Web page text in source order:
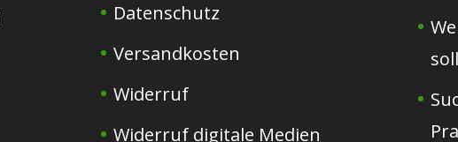
Datenschutz
Versandkosten
Widerruf
Widerruf digitale Medien